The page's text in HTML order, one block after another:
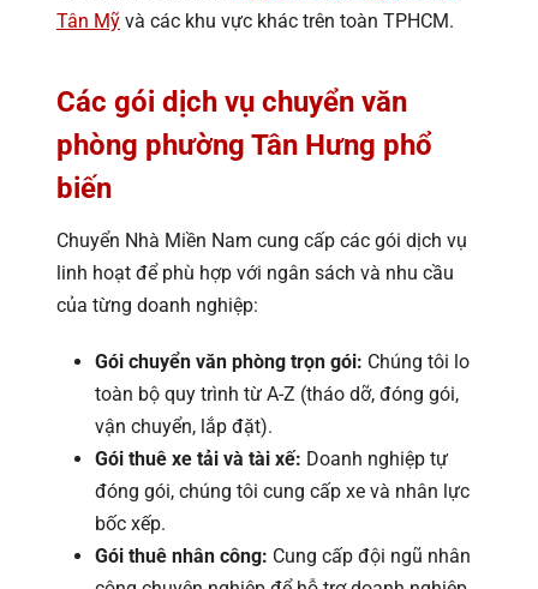
Tân Mỹ và các khu vực khác trên toàn TPHCM.
Các gói dịch vụ chuyển văn
phòng phường Tân Hưng phổ
biến
Chuyển Nhà Miền Nam cung cấp các gói dịch vụ
linh hoạt để phù hợp với ngân sách và nhu cầu
của từng doanh nghiệp:
Gói chuyển văn phòng trọn gói: Chúng tôi lo
toàn bộ quy trình từ A-Z (tháo dỡ, đóng gói,
vận chuyển, lắp đặt).
Gói thuê xe tải và tài xế: Doanh nghiệp tự
đóng gói, chúng tôi cung cấp xe và nhân lực
bốc xếp.
Gói thuê nhân công: Cung cấp đội ngũ nhân